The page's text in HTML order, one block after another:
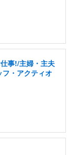
事!/主婦・主夫
・アクティオ